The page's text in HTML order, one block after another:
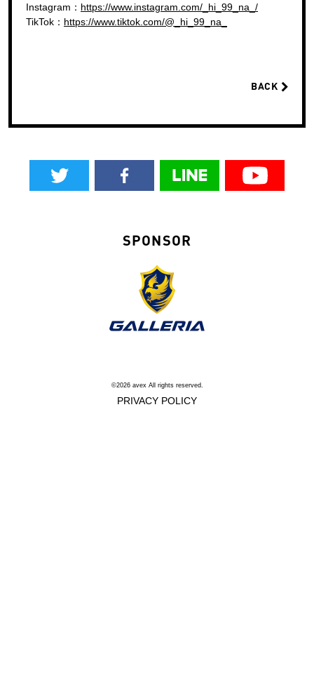
Instagram： https://www.instagram.com/_hi_99_na_/
TikTok： https://www.tiktok.com/@_hi_99_na_
BACK
SPONSOR
©2026 avex All rights reserved.
PRIVACY POLICY